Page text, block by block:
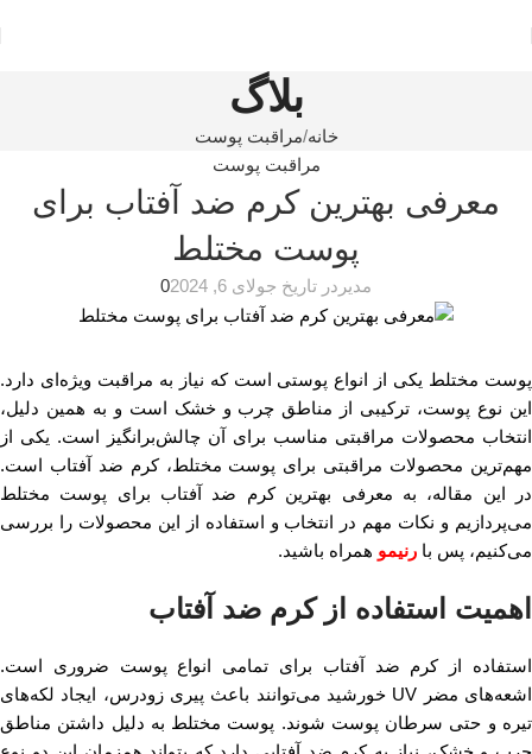
بلاگ
خانه مراقبت پوست
مراقبت پوست
معرفی بهترین کرم ضد آفتاب برای
پوست مختلط
مدیر در تاریخ جولای 6, 2024 0
پوست مختلط یکی از انواع پوستی است که نیاز به مراقبت ویژه‌ای دارد.
این نوع پوست، ترکیبی از مناطق چرب و خشک است و به همین دلیل،
انتخاب محصولات مراقبتی مناسب برای آن چالش‌برانگیز است. یکی از
مهم‌ترین محصولات مراقبتی برای پوست مختلط، کرم ضد آفتاب است.
در این مقاله، به معرفی بهترین کرم ضد آفتاب برای پوست مختلط
می‌پردازیم و نکات مهم در انتخاب و استفاده از این محصولات را بررسی
می‌کنیم، پس با رنیمو همراه باشید.
اهمیت استفاده از کرم ضد آفتاب
استفاده از کرم ضد آفتاب برای تمامی انواع پوست ضروری است.
اشعه‌های مضر UV خورشید می‌توانند باعث پیری زودرس، ایجاد لکه‌های
تیره و حتی سرطان پوست شوند. پوست مختلط به دلیل داشتن مناطق